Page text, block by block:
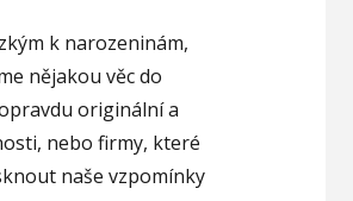
k narozeninám,
nějakou věc do
originální a
nebo firmy, které
naše vzpomínky